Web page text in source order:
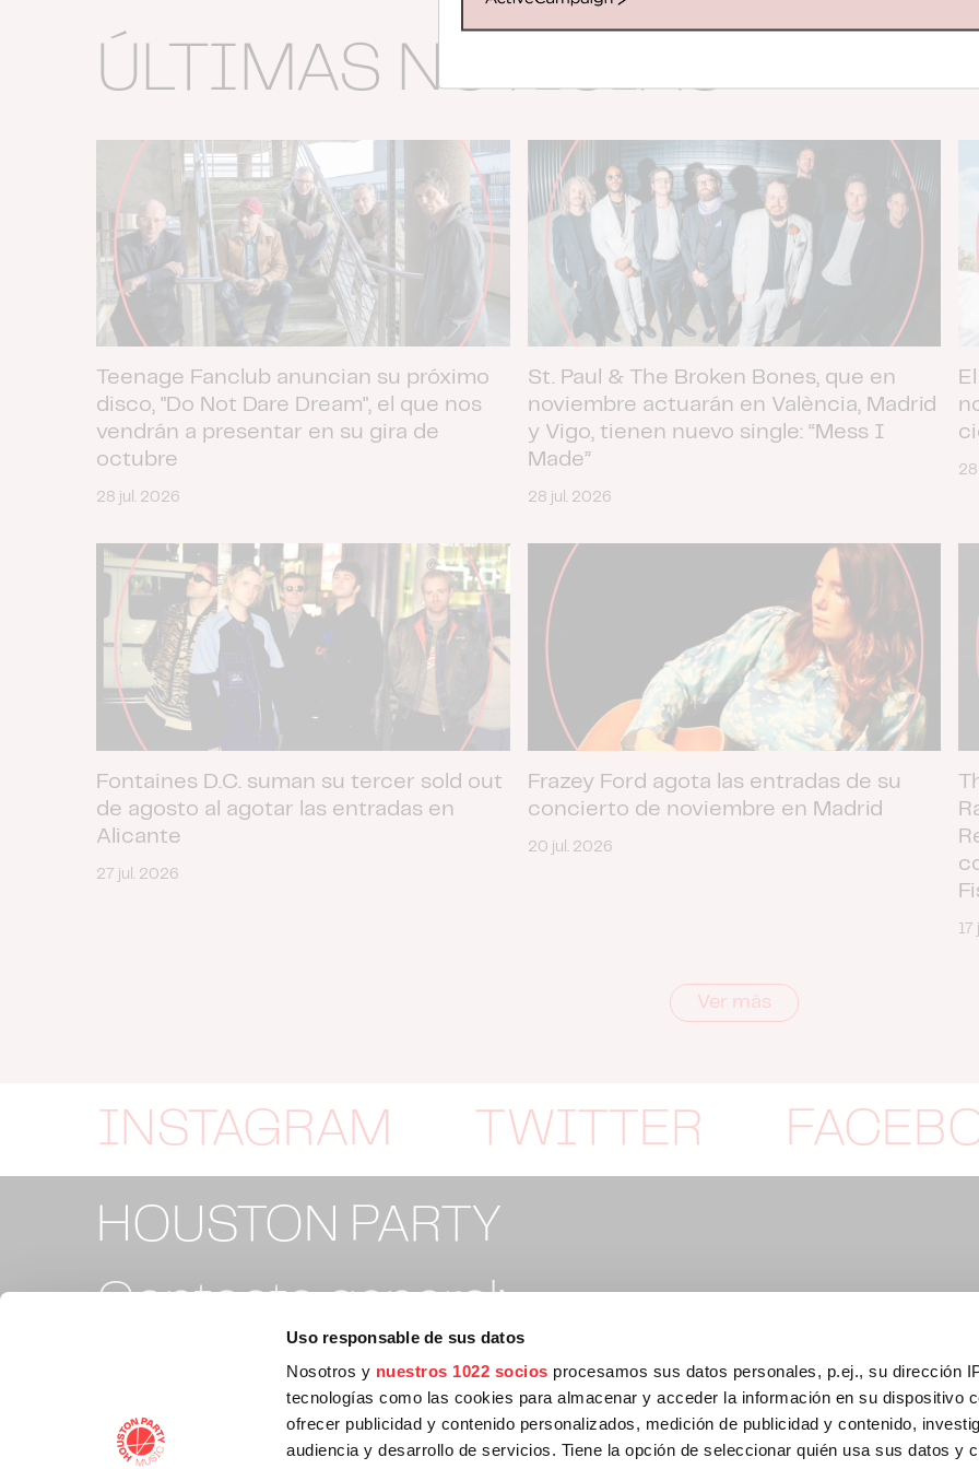
Uso responsable de sus datos
Nosotros y nuestros 1022 socios procesamos sus datos personales, p.ej., su dirección
tecnologías como las cookies para almacenar y acceder la información en su dispositivo
ofrecer publicidad y contenido personalizados, medición de publicidad y contenido,
audiencia y desarrollo de servicios. Tiene la opción de seleccionar quién usa sus datos y
ÚLTIMAS NOTICIAS
Teenage Fanclub anuncian su próximo
disco, "Do Not Dare Dream", el que nos
vendrán a presentar en su gira de
octubre
28 jul. 2026
St. Paul & The Broken Bones, que en
noviembre actuarán en València, Madrid
y Vigo, tienen nuevo single: “Mess I
Made”
28 jul. 2026
Fontaines D.C. suman su tercer sold out
de agosto al agotar las entradas en
Alicante
27 jul. 2026
Frazey Ford agota las entradas de su
concierto de noviembre en Madrid
20 jul. 2026
17
Ver más
INSTAGRAM TWITTER
HOUSTON PARTY
Contacto general:
info@houstonpartymusic.com
Contacto tickets: